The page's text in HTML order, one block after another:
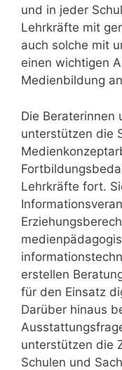
und in jeder
Lehrkräfte mit
auch solche mit
einen wichtigen
Medienbildung
Die Beraterinnen
unterstützen die
Lehrkräfte fort.
erstellen
für den Einsatz
Darüber hinaus
unterstützen die
Schulen und